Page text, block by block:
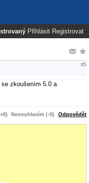
Přihlásit Registrovat
#5
zkoušením 5.0 a
Nesouhlasím (-0) Odpovědět